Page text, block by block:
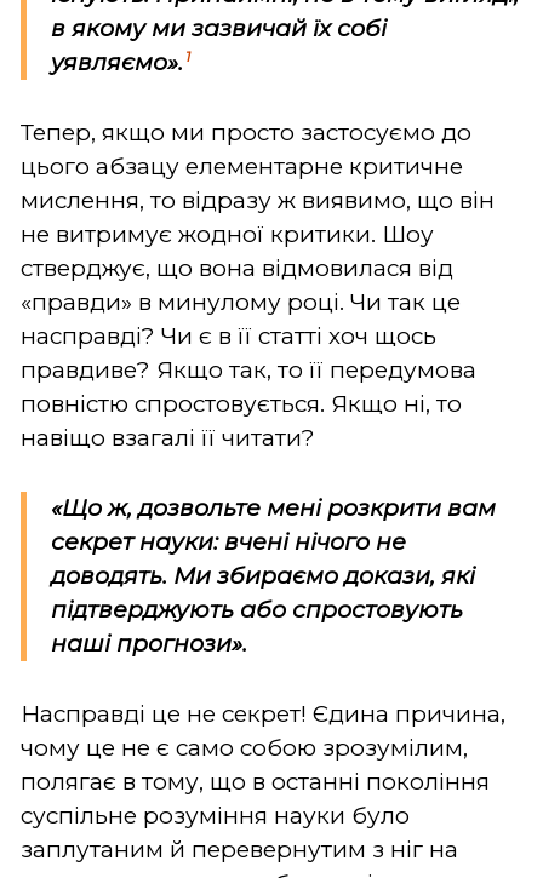
в якому ми зазвичай їх собі
уявляємо». 1
Тепер, якщо ми просто застосуємо до
цього абзацу елементарне критичне
мислення, то відразу ж виявимо, що він
не витримує жодної критики. Шоу
стверджує, що вона відмовилася від
«правди» в минулому році. Чи так це
насправді? Чи є в її статті хоч щось
правдиве? Якщо так, то її передумова
повністю спростовується. Якщо ні, то
навіщо взагалі її читати?
«Що ж, дозвольте мені розкрити вам
секрет науки: вчені нічого не
доводять. Ми збираємо докази, які
підтверджують або спростовують
наші прогнози».
Насправді це не секрет! Єдина причина,
чому це не є само собою зрозумілим,
полягає в тому, що в останні покоління
суспільне розуміння науки було
заплутаним й перевернутим з ніг на